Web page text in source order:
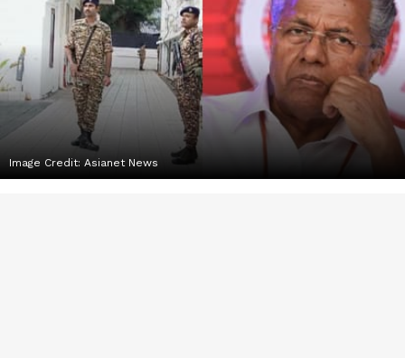
Image Credit: Asianet News